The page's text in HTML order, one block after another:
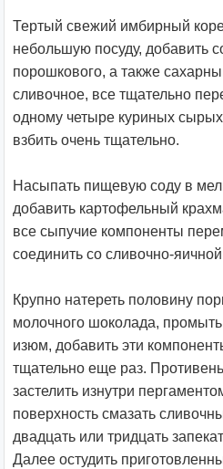
Тертый свежий имбирный
небольшую посуду, добавить
порошкового, а также
сливочное, все тщательно
одному четыре куриных
взбить очень тщательно.
Насыпать пищевую соду в
добавить картофельный
все сыпучие компоненты
соединить со сливочно-
Крупно натереть половину
молочного шоколада,
изюм, добавить эти
тщательно еще раз.
застелить изнутри
поверхность смазать
двадцать или тридцать
Далее остудить